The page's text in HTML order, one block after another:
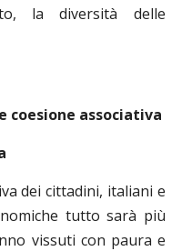
la diversità delle
coesione associativa
dei cittadini, italiani e
tutto sarà più
vissuti con paura e